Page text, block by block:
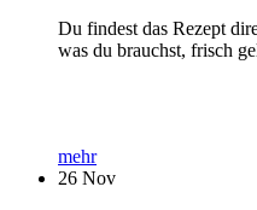
Du findest das Rezept
was du brauchst, frisch
mehr
26 Nov